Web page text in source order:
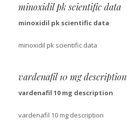
minoxidil pk scientific data
minoxidil pk scientific data
minoxidil pk scientific data
vardenafil 10 mg description
vardenafil 10 mg description
vardenafil 10 mg description